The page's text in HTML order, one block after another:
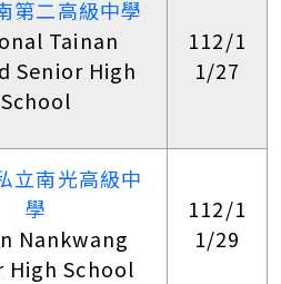
第二高級中學
Tainan
Senior High
School
112/1
1/27
立南光高級中
學
Nankwang
High School
112/1
1/29